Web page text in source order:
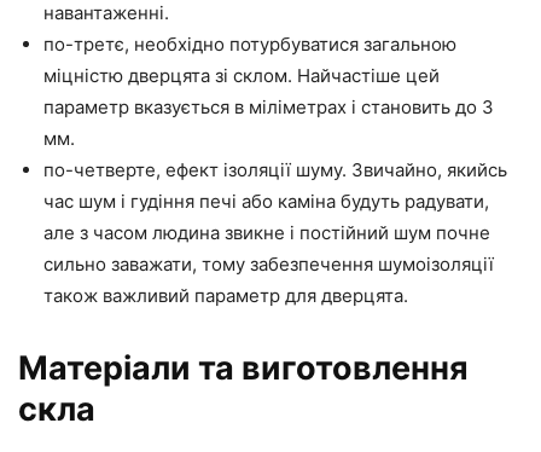
навантаженні.
по-третє, необхідно потурбуватися загальною
міцністю дверцята зі склом. Найчастіше цей
параметр вказується в міліметрах і становить до 3
мм.
по-четверте, ефект ізоляції шуму. Звичайно, якийсь
час шум і гудіння печі або каміна будуть радувати,
але з часом людина звикне і постійний шум почне
сильно заважати, тому забезпечення шумоізоляції
також важливий параметр для дверцята.
Матеріали та виготовлення
скла